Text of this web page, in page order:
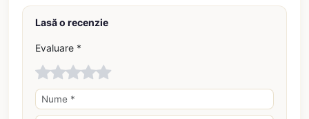
Lasă o recenzie
Evaluare *